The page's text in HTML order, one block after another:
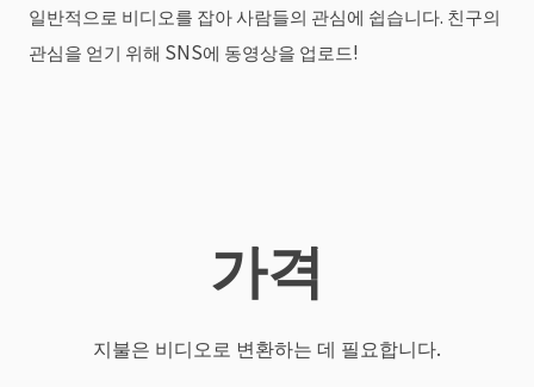
일반적으로 비디오를 잡아 사람들의 관심에 쉽습니다. 친구의
관심을 얻기 위해 SNS에 동영상을 업로드!
가격
지불은 비디오로 변환하는 데 필요합니다.